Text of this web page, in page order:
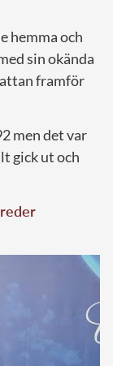
hemma och
sin okända
framför
men det var
gick ut och